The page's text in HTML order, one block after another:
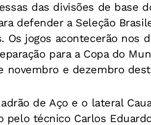
das divisões de base
defender a Seleção
Os jogos acontecerão nos
para a Copa do
novembro e dezembro
de Aço e o lateral
pelo técnico Carlos